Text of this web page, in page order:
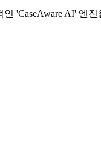
'CaseAware AI' 엔